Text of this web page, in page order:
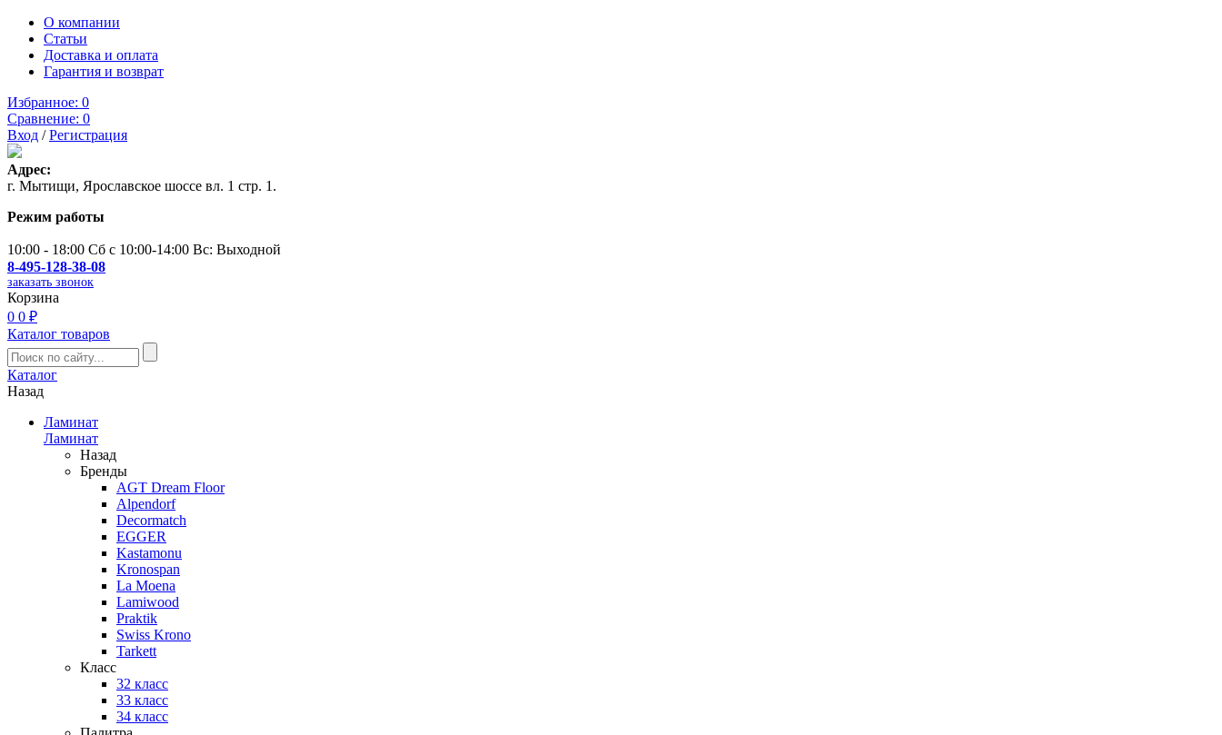
О компании
Статьи
Доставка и оплата
Гарантия и возврат
Избранное: 0
Сравнение: 0
Вход /Регистрация
Адрес:
г. Мытищи, Ярославское шоссе вл. 1 стр. 1.
Режим работы
10:00 - 18:00 Сб с 10:00-14:00 Вс: Выходной
8-495-128-38-08
заказать звонок
Корзина
0 0 ₽
Каталог товаров
Каталог
Назад
Ламинат
Ламинат
Назад
Бренды
AGT Dream Floor
Alpendorf
Decormatch
EGGER
Kastamonu
Kronospan
La Moena
Lamiwood
Praktik
Swiss Krono
Tarkett
Класс
32 класс
33 класс
34 класс